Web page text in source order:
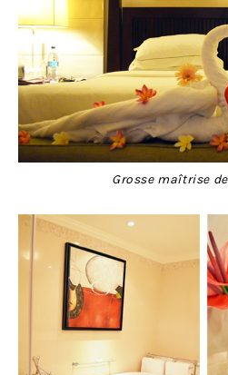
Grosse maîtrise